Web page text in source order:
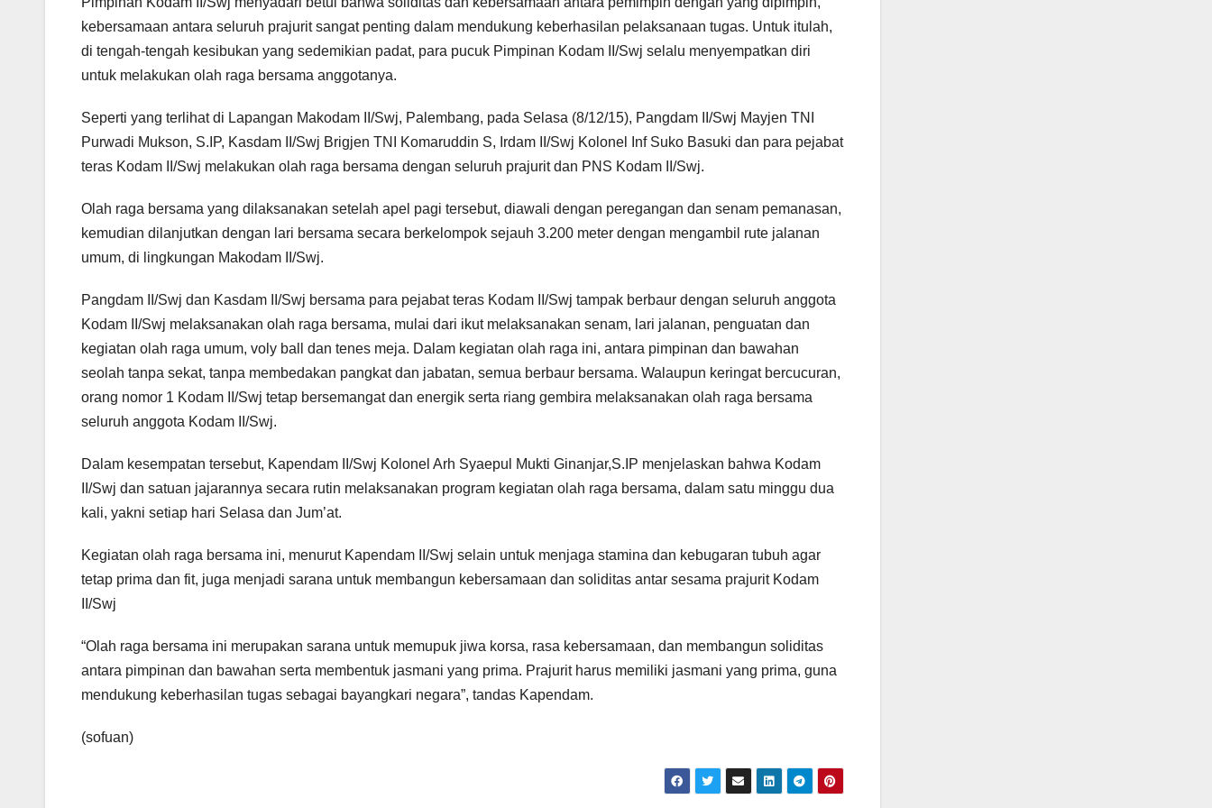
kebersamaan antara seluruh prajurit sangat penting dalam mendukung keberhasilan pelaksanaan tugas. Untuk itulah,
di tengah-tengah kesibukan yang sedemikian padat, para pucuk Pimpinan Kodam II/Swj selalu menyempatkan diri
untuk melakukan olah raga bersama anggotanya.
Seperti yang terlihat di Lapangan Makodam II/Swj, Palembang, pada Selasa (8/12/15), Pangdam II/Swj Mayjen TNI
Purwadi Mukson, S.IP, Kasdam II/Swj Brigjen TNI Komaruddin S, Irdam II/Swj Kolonel Inf Suko Basuki dan para pejabat
teras Kodam II/Swj melakukan olah raga bersama dengan seluruh prajurit dan PNS Kodam II/Swj.
Olah raga bersama yang dilaksanakan setelah apel pagi tersebut, diawali dengan peregangan dan senam pemanasan,
kemudian dilanjutkan dengan lari bersama secara berkelompok sejauh 3.200 meter dengan mengambil rute jalanan
umum, di lingkungan Makodam II/Swj.
Pangdam II/Swj dan Kasdam II/Swj bersama para pejabat teras Kodam II/Swj tampak berbaur dengan seluruh anggota
Kodam II/Swj melaksanakan olah raga bersama, mulai dari ikut melaksanakan senam, lari jalanan, penguatan dan
kegiatan olah raga umum, voly ball dan tenes meja. Dalam kegiatan olah raga ini, antara pimpinan dan bawahan
seolah tanpa sekat, tanpa membedakan pangkat dan jabatan, semua berbaur bersama. Walaupun keringat bercucuran,
orang nomor 1 Kodam II/Swj tetap bersemangat dan energik serta riang gembira melaksanakan olah raga bersama
seluruh anggota Kodam II/Swj.
Dalam kesempatan tersebut, Kapendam II/Swj Kolonel Arh Syaepul Mukti Ginanjar,S.IP menjelaskan bahwa Kodam
II/Swj dan satuan jajarannya secara rutin melaksanakan program kegiatan olah raga bersama, dalam satu minggu dua
kali, yakni setiap hari Selasa dan Jum’at.
Kegiatan olah raga bersama ini, menurut Kapendam II/Swj selain untuk menjaga stamina dan kebugaran tubuh agar
tetap prima dan fit, juga menjadi sarana untuk membangun kebersamaan dan soliditas antar sesama prajurit Kodam
II/Swj
“Olah raga bersama ini merupakan sarana untuk memupuk jiwa korsa, rasa kebersamaan, dan membangun soliditas
antara pimpinan dan bawahan serta membentuk jasmani yang prima. Prajurit harus memiliki jasmani yang prima, guna
mendukung keberhasilan tugas sebagai bayangkari negara”, tandas Kapendam.
(sofuan)